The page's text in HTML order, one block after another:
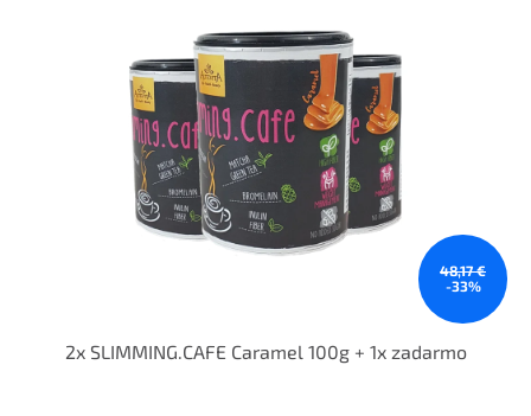
48,17 €
-33%
2x SLIMMING.CAFE Caramel 100g + 1x zadarmo